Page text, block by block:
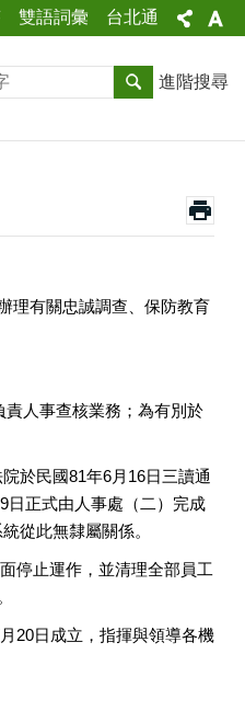
雙語詞彙 台北通
進階搜尋
理有關忠誠調查、保防教育
人事查核業務；為有別於
於民國81年6月16日三讀通
日正式由人事處（二）完成
從此無隸屬關係。
停止運作，並清理全部員工
20日成立，指揮與領導各機